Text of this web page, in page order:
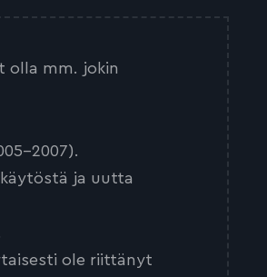
olla mm. jokin
2007).
ja uutta
ole riittänyt